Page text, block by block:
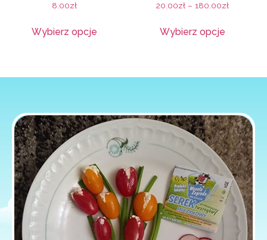
8.00zł
Wybierz opcje
20.00zł– 180.00zł
Wybierz opcje